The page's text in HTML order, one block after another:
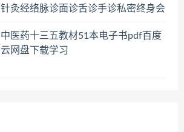
针灸经络脉诊面诊舌诊手诊私密终身会
中医药十三五教材51本电子书pdf百度
云网盘下载学习